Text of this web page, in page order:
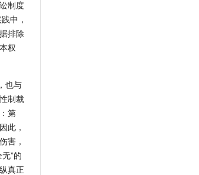
制度
中，
排除
权
也与
制裁
第
此，
害，
”的
真正